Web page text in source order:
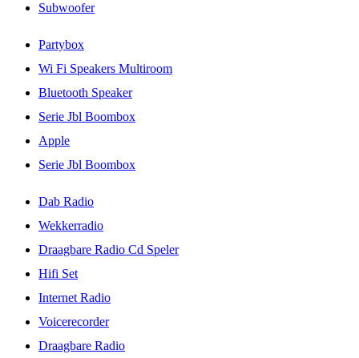
Subwoofer
Partybox
Wi Fi Speakers Multiroom
Bluetooth Speaker
Serie Jbl Boombox
Apple
Serie Jbl Boombox
Dab Radio
Wekkerradio
Draagbare Radio Cd Speler
Hifi Set
Internet Radio
Voicerecorder
Draagbare Radio